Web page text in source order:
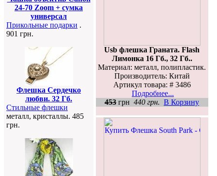
24-70 Zoom + сумка
универсал
Прикольные подарки .
901 грн.
Флешка Сердечко
любви. 32 Гб.
Стильные флешки
металл, кристаллы. 485
грн.
Usb флешка Граната. Flash
Лимонка 16 Гб., 32 Гб..
Материал: металл, полипластик.
Производитель: Китай
Артикул товара: # 3486
Подробнее...
453 грн 440 грн. В Корзину